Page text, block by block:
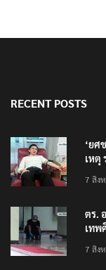
RECENT POSTS
‘ยศ
เหตุ
7 สิง
ตร.
เทพ
7 สิง